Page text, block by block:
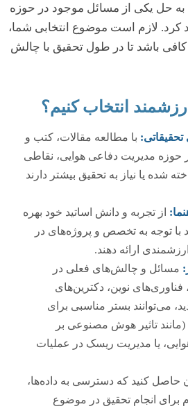
حل یکی از مسائل موجود در حوزه
لازم است موضوع انتخابی شما،
کافی باشد تا در طول تحقیق با چالش
انتخاب کنیم؟
با مطالعه مقالات، کتب و
حوزه مدیریت دفاعی هوایی، نقاطی
شده یا نیاز به تحقیق بیشتر دارند
از تجربه و دانش اساتید خود بهره
با توجه به تخصص و پروژه‌های در
ارائه دهند.
مسائل و چالش‌های فعلی در
فناوری‌های نوین، دکترین‌های
می‌توانند بستر مناسبی برای
تاثیر هوش مصنوعی بر
یا مدیریت ریسک در عملیات
حاصل کنید که دسترسی به داده‌ها،
برای انجام تحقیق در موضوع